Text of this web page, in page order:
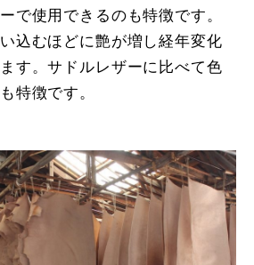
で使用できるのも特徴です。
込むほどに艶が増し経年変化
す。サドルレザーに比べて色
特徴です。